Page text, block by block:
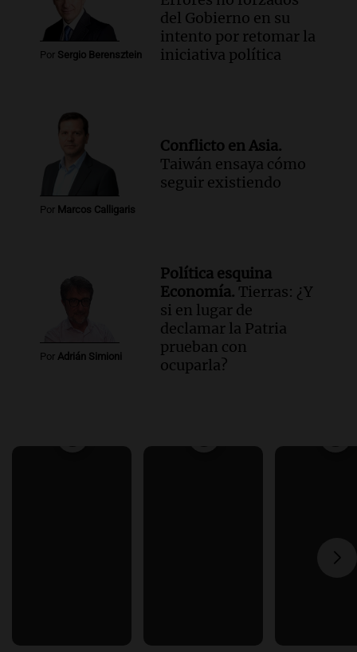
Por Sergio Berensztein
del Gobierno en su
intento por retomar la
iniciativa política
Por Marcos Calligaris
Conflicto en Asia.
Taiwán ensaya cómo
seguir existiendo
Por Adrián Simioni
Política esquina
Economía. Tierras: ¿Y
si en lugar de
declamar la Patria
prueban con
ocuparla?